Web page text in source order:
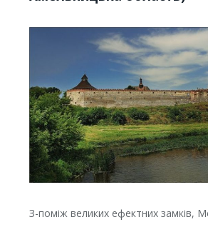
З-поміж великих ефектних замків,